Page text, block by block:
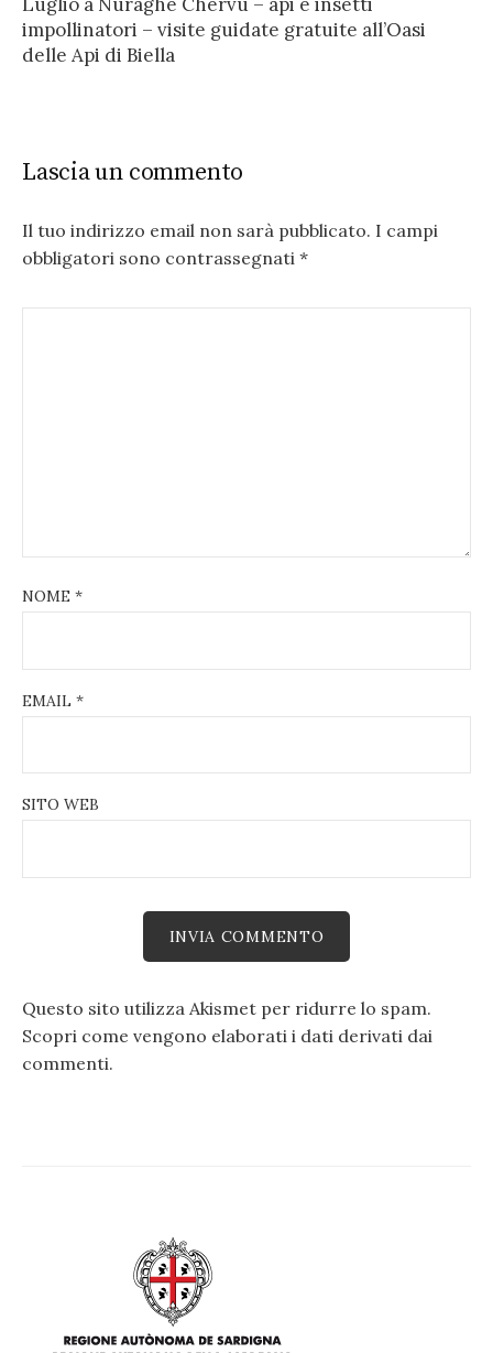
impollinatori – visite guidate gratuite all’Oasi
delle Api di Biella
Lascia un commento
Il tuo indirizzo email non sarà pubblicato. I campi
obbligatori sono contrassegnati *
NOME *
EMAIL *
SITO WEB
Questo sito utilizza Akismet per ridurre lo spam.
Scopri come vengono elaborati i dati derivati dai
commenti.